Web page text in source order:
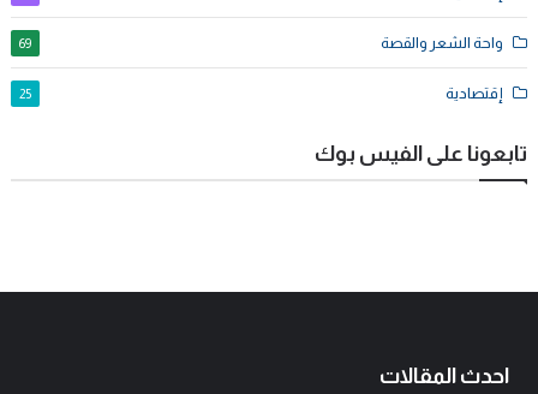
واحة الشعر والقصة 69
إقتصادية 25
تابعونا على الفيس بوك
احدث المقالات